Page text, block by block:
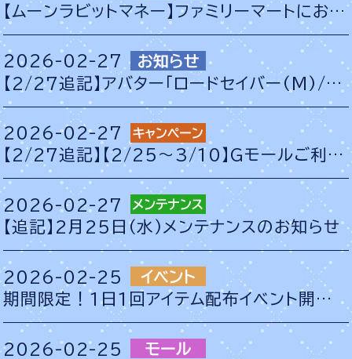
【ムーンラビットマネー】ファミリーマートにおける販売終了のお知らせ
2026-02-27
【2/27追記】アバター「ロードセイバー(M)/ロードセイバー(F)」の効果が変更されている問題について
2026-02-27
【2/27追記】【2/25～3/10】Gモールご利用キャンペーン開催！
2026-02-27
【追記】2月25日（水）メンテナンスのお知らせ
2026-02-25
期間限定！1日1回アイテム配布イベント開催のお知らせ
2026-02-25